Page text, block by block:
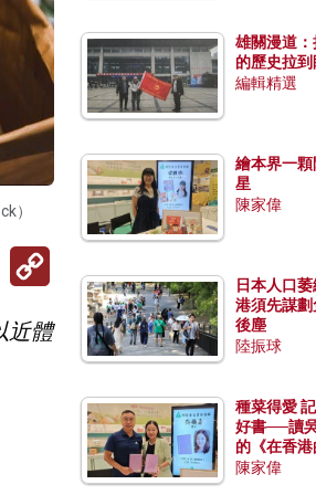
）
近體
雄關漫道
的歷史拉
編輯精選
繪本界一
星
陳家偉
日本人口萎
港須先謀
後塵
陸振球
種菜得愛
好書──讀
的《在香港
種菜》
陳家偉